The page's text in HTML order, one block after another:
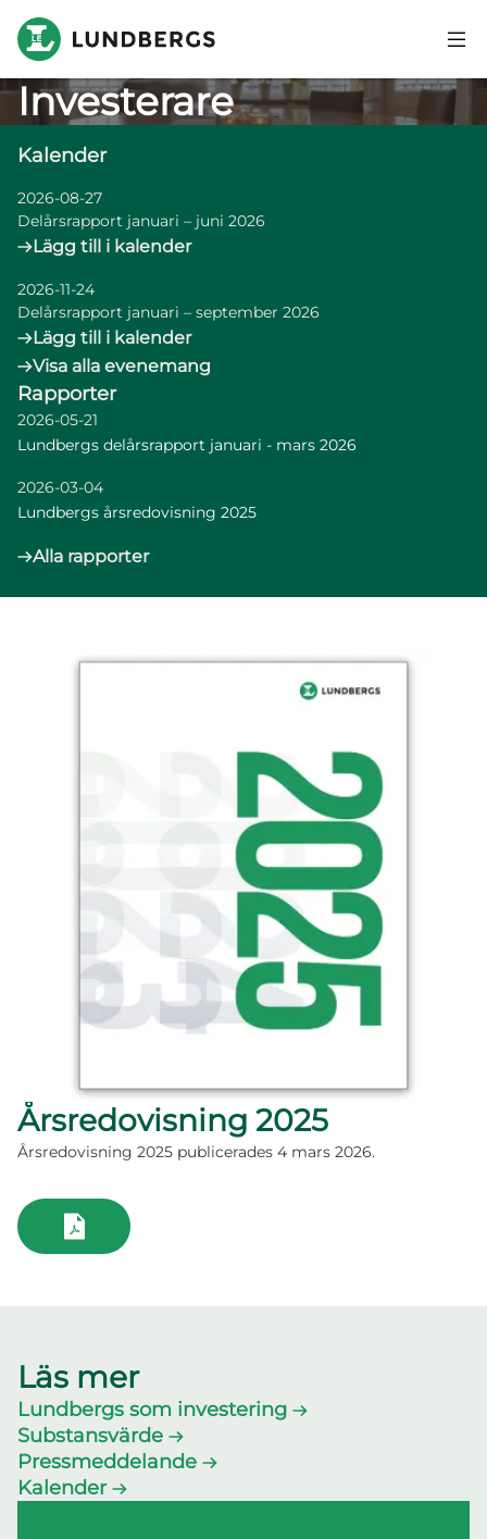
Hoppa till huvudinnehåll
Investerare
Kalender
2026-08-27
Delårsrapport januari – juni 2026
Lägg till i kalender
2026-11-24
Delårsrapport januari – september 2026
Lägg till i kalender
Visa alla evenemang
Rapporter
2026-05-21
Lundbergs delårsrapport januari - mars 2026
2026-03-04
Lundbergs årsredovisning 2025
Alla rapporter
Rubrik
Årsredovisning 2025
Årsredovisning 2025 publicerades 4 mars 2026.
Läs mer
Lundbergs som investering
Substansvärde
Pressmeddelande
Kalender